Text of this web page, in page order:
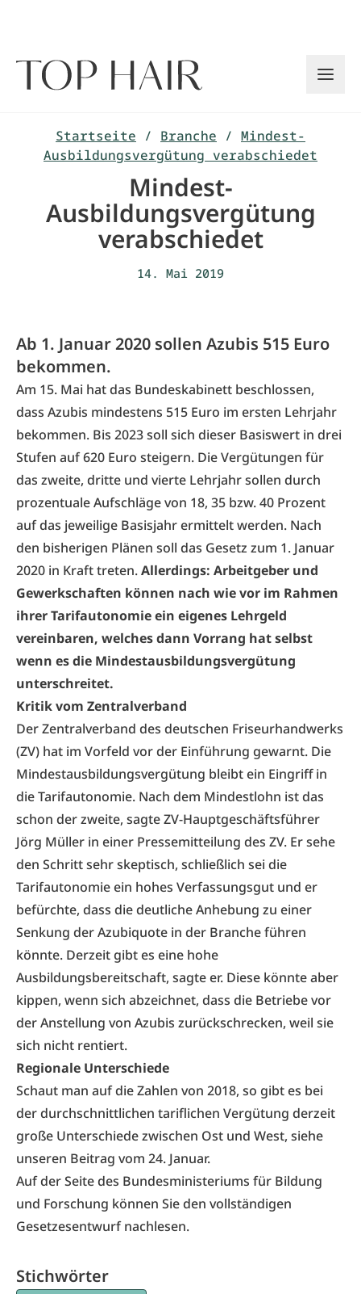
Startseite / Branche / Mindest-
Ausbildungsvergütung verabschiedet
Mindest-
Ausbildungsvergütung
verabschiedet
14. Mai 2019
Ab 1. Januar 2020 sollen Azubis 515 Euro
bekommen.
Am 15. Mai hat das Bundeskabinett beschlossen,
dass Azubis mindestens 515 Euro im ersten Lehrjahr
bekommen. Bis 2023 soll sich dieser Basiswert in drei
Stufen auf 620 Euro steigern. Die Vergütungen für
das zweite, dritte und vierte Lehrjahr sollen durch
prozentuale Aufschläge von 18, 35 bzw. 40 Prozent
auf das jeweilige Basisjahr ermittelt werden. Nach
den bisherigen Plänen soll das Gesetz zum 1. Januar
2020 in Kraft treten.Allerdings: Arbeitgeber und
Gewerkschaften können nach wie vor im Rahmen
ihrer Tarifautonomie ein eigenes Lehrgeld
vereinbaren, welches dann Vorrang hat selbst
wenn es die Mindestausbildungsvergütung
unterschreitet.
Kritik vom Zentralverband
DerZentralverband des deutschen Friseurhandwerks
(ZV) hat im Vorfeld vor der Einführung gewarnt. Die
Mindestausbildungsvergütung bleibt ein Eingriff in
die Tarifautonomie. Nach dem Mindestlohn ist das
schon der zweite, sagte ZV-Hauptgeschäftsführer
Jörg Müller in einer Pressemitteilung des ZV. Er sehe
den Schritt sehr skeptisch, schließlich sei die
Tarifautonomie ein hohes Verfassungsgut und er
befürchte, dass die deutliche Anhebung zu einer
Senkung der Azubiquote in der Branche führen
könnte. Derzeit gibt es eine hohe
Ausbildungsbereitschaft, sagte er. Diese könnte aber
kippen, wenn sich abzeichnet, dass die Betriebe vor
der Anstellung von Azubis zurückschrecken, weil sie
sich nicht rentiert.
Regionale Unterschiede
Schaut man auf die Zahlen von 2018, so gibt es bei
der durchschnittlichen tariflichen Vergütung derzeit
große Unterschiede zwischen Ost und West, siehe
unseren Beitrag vom 24. Januar.
Auf derSeite des Bundesministeriums für Bildung
und Forschung können Sie den vollständigen
Gesetzesentwurf nachlesen.
Stichwörter